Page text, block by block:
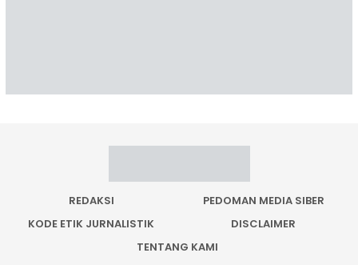
REDAKSI
PEDOMAN MEDIA SIBER
KODE ETIK JURNALISTIK
DISCLAIMER
TENTANG KAMI